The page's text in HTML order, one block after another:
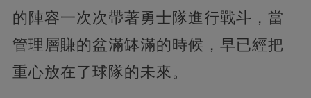
的陣容一次次帶著勇士隊進行戰斗，當
管理層賺的盆滿缽滿的時候，早已經把
重心放在了球隊的未來。